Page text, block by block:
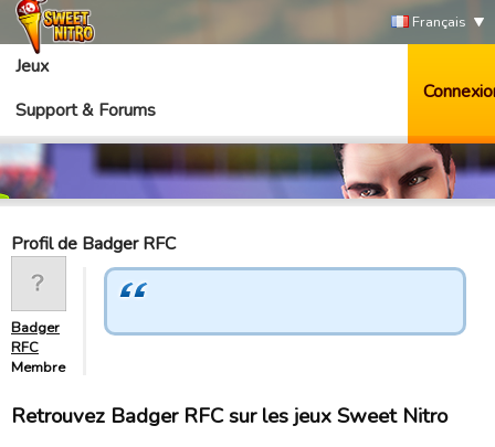
Français
Jeux
Support & Forums
Profil de Badger RFC
Badger
RFC
Membre
Retrouvez Badger RFC sur les jeux Sweet Nitro